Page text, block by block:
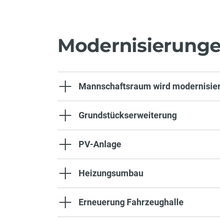
Mannschaftsraum wird
Grundstückserweiterung
PV-Anlage
Heizungsumbau
Erneuerung Fahrzeughalle